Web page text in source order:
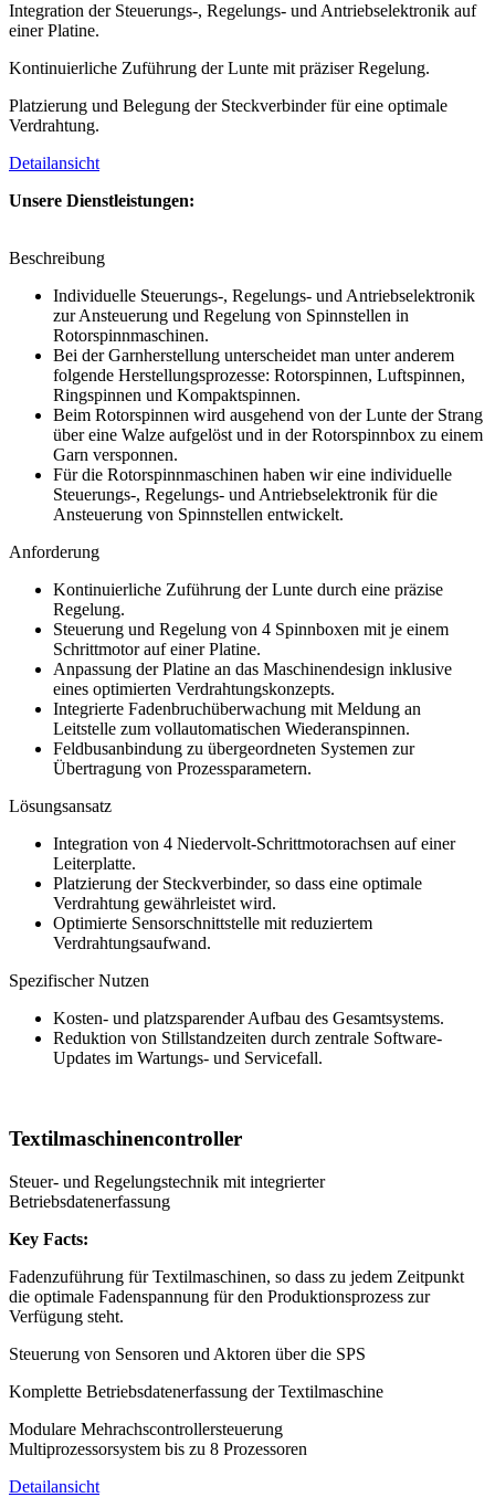
Integration der Steuerungs-, Regelungs- und Antriebselektronik auf
einer Platine.
Kontinuierliche Zuführung der Lunte mit präziser Regelung.
Platzierung und Belegung der Steckverbinder für eine optimale
Verdrahtung.
Detailansicht
Unsere Dienstleistungen:
Beschreibung
Individuelle Steuerungs-, Regelungs- und Antriebselektronik
zur Ansteuerung und Regelung von Spinnstellen in
Rotorspinnmaschinen.
Bei der Garnherstellung unterscheidet man unter anderem
folgende Herstellungsprozesse: Rotorspinnen, Luftspinnen,
Ringspinnen und Kompaktspinnen.
Beim Rotorspinnen wird ausgehend von der Lunte der Strang
über eine Walze aufgelöst und in der Rotorspinnbox zu einem
Garn versponnen.
Für die Rotorspinnmaschinen haben wir eine individuelle
Steuerungs-, Regelungs- und Antriebselektronik für die
Ansteuerung von Spinnstellen entwickelt.
Anforderung
Kontinuierliche Zuführung der Lunte durch eine präzise
Regelung.
Steuerung und Regelung von 4 Spinnboxen mit je einem
Schrittmotor auf einer Platine.
Anpassung der Platine an das Maschinendesign inklusive
eines optimierten Verdrahtungskonzepts.
Integrierte Fadenbruchüberwachung mit Meldung an
Leitstelle zum vollautomatischen Wiederanspinnen.
Feldbusanbindung zu übergeordneten Systemen zur
Übertragung von Prozessparametern.
Lösungsansatz
Integration von 4 Niedervolt-Schrittmotorachsen auf einer
Leiterplatte.
Platzierung der Steckverbinder, so dass eine optimale
Verdrahtung gewährleistet wird.
Optimierte Sensorschnittstelle mit reduziertem
Verdrahtungsaufwand.
Spezifischer Nutzen
Kosten- und platzsparender Aufbau des Gesamtsystems.
Reduktion von Stillstandzeiten durch zentrale Software-
Updates im Wartungs- und Servicefall.
Textilmaschinen­controller
Steuer- und Regelungstechnik mit integrierter
Betriebsdatenerfassung
Key Facts:
Fadenzuführung für Textilmaschinen, so dass zu jedem Zeitpunkt
die optimale Fadenspannung für den Produktionsprozess zur
Verfügung steht.
Steuerung von Sensoren und Aktoren über die SPS
Komplette Betriebsdatenerfassung der Textilmaschine
Modulare Mehrachscontrollersteuerung
Multiprozessorsystem bis zu 8 Prozessoren
Detailansicht